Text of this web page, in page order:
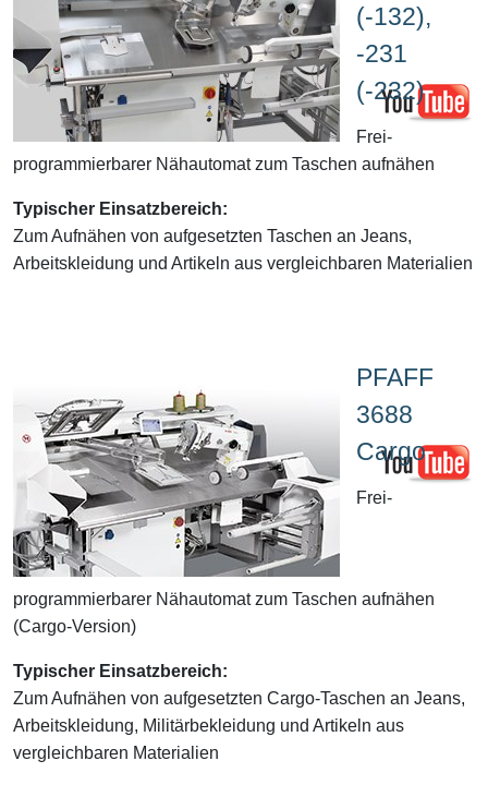
(-132),
-231
(-232)
Frei-
programmierbarer Nähautomat zum Taschen aufnähen
Typischer Einsatzbereich:
Zum Aufnähen von aufgesetzten Taschen an Jeans,
Arbeitskleidung und Artikeln aus vergleichbaren Materialien
PFAFF
3688
Cargo
Frei-
programmierbarer Nähautomat zum Taschen aufnähen
(Cargo-Version)
Typischer Einsatzbereich:
Zum Aufnähen von aufgesetzten Cargo-Taschen an Jeans,
Arbeitskleidung, Militärbekleidung und Artikeln aus
vergleichbaren Materialien